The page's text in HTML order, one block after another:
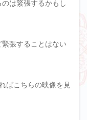
は緊張するかもし
張することはない
ばこちらの映像を見